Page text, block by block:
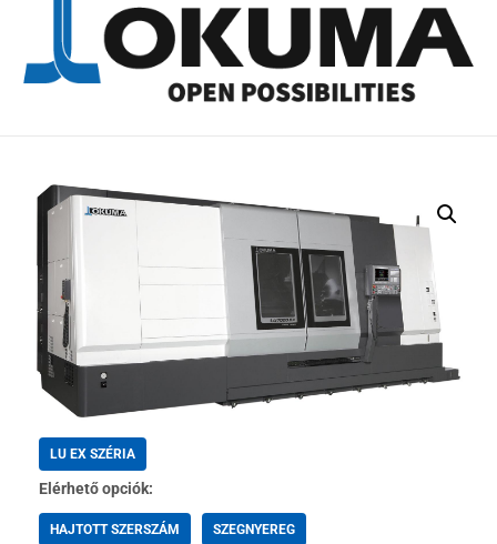
LU EX SZÉRIA
Elérhető opciók:
HAJTOTT SZERSZÁM SZEGNYEREG